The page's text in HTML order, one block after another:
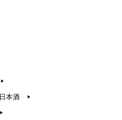
▶︎
日本酒 ▶︎
▶︎